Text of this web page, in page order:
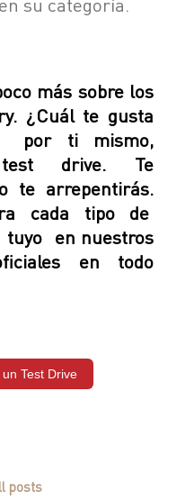
más sobre los
¿Cuál te gusta
por ti mismo,
drive. Te
te arrepentirás.
cada tipo de
tuyo en nuestros
en todo
Test Drive
posts